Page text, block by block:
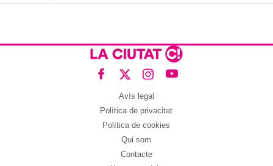
Avís legal
Política de privacitat
Política de cookies
Qui som
Contacte